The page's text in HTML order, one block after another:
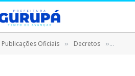
Publicações Oficiais » Decretos »